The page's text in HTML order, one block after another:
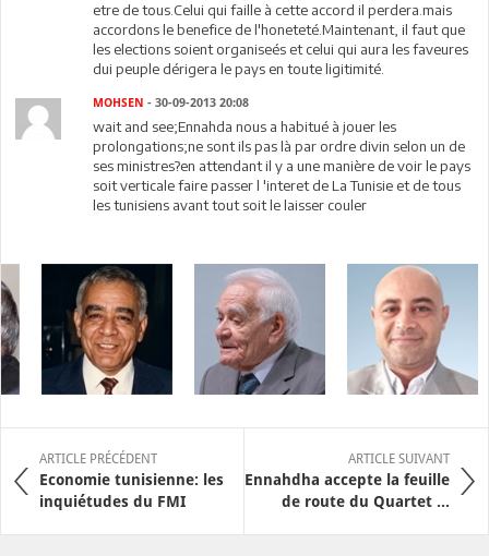
etre de tous.Celui qui faille à cette accord il perdera.mais
accordons le benefice de l'honeteté.Maintenant, il faut que
les elections soient organiseés et celui qui aura les faveures
dui peuple dérigera le pays en toute ligitimité.
MOHSEN - 30-09-2013 20:08
wait and see;Ennahda nous a habitué à jouer les
prolongations;ne sont ils pas là par ordre divin selon un de
ses ministres?en attendant il y a une manière de voir le pays
soit verticale faire passer l 'interet de La Tunisie et de tous
les tunisiens avant tout soit le laisser couler
ARTICLE PRÉCÉDENT
Economie tunisienne: les
inquiétudes du FMI
ARTICLE SUIVANT
Ennahdha accepte la feuille
de route du Quartet ...